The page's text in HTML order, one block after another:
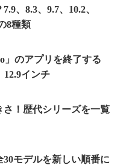
、8.3、9.7、10.2、
8種類
」のアプリを終了する
12.9インチ
さ！歴代シリーズを一覧
30モデルを新しい順番に